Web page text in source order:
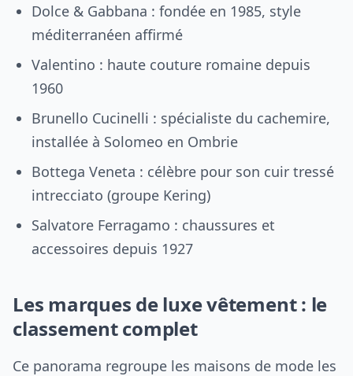
Dolce & Gabbana : fondée en 1985, style
méditerranéen affirmé
Valentino : haute couture romaine depuis
1960
Brunello Cucinelli : spécialiste du cachemire,
installée à Solomeo en Ombrie
Bottega Veneta : célèbre pour son cuir tressé
intrecciato (groupe Kering)
Salvatore Ferragamo : chaussures et
accessoires depuis 1927
Les marques de luxe vêtement : le
classement complet
Ce panorama regroupe les maisons de mode les